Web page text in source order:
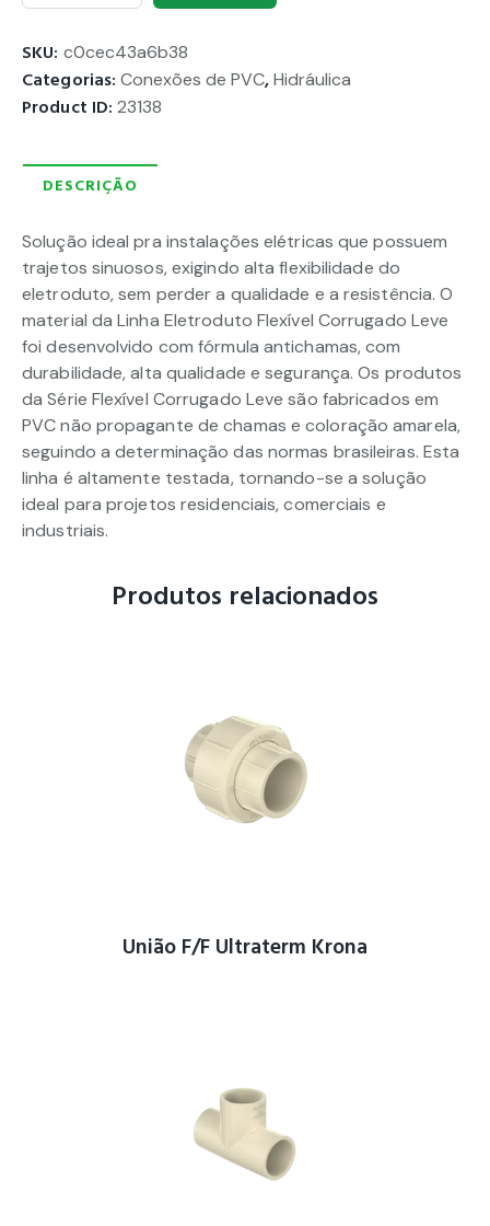
SKU: c0cec43a6b38
Categorias:Conexões de PVC,Hidráulica
Product ID:23138
DESCRIÇÃO
Solução ideal pra instalações elétricas que possuem
trajetos sinuosos, exigindo alta flexibilidade do
eletroduto, sem perder a qualidade e a resistência. O
material da Linha Eletroduto Flexível Corrugado Leve
foi desenvolvido com fórmula antichamas, com
durabilidade, alta qualidade e segurança. Os produtos
da Série Flexível Corrugado Leve são fabricados em
PVC não propagante de chamas e coloração amarela,
seguindo a determinação das normas brasileiras. Esta
linha é altamente testada, tornando-se a solução
ideal para projetos residenciais, comerciais e
industriais.
Produtos relacionados
União F/F Ultraterm Krona